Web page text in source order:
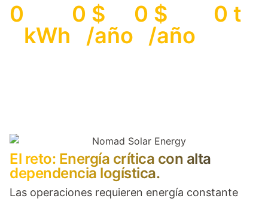
0
kWh
0
/año
0
/año
0 t
El reto: Energía crítica con alta
dependencia logística.
Las operaciones requieren energía constante